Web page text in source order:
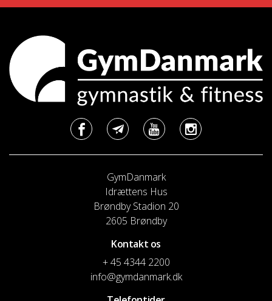
GymDanmark
Idrættens Hus
Brøndby Stadion 20
2605 Brøndby
Kontakt os
+ 45 4344 2200
info@gymdanmark.dk